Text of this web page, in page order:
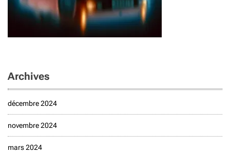
Archives
décembre 2024
novembre 2024
mars 2024